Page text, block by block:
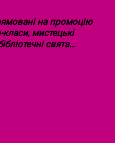
на промоцію
мистецькі
свята…